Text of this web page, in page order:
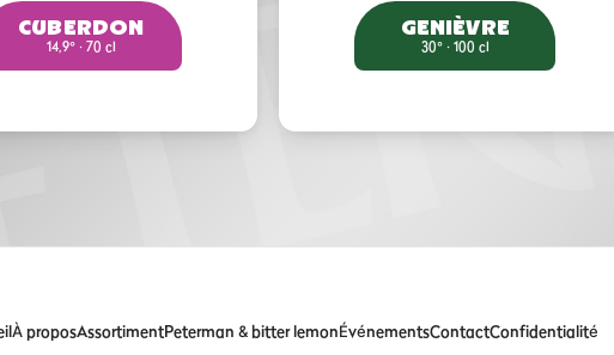
CUBERDON
14,9° · 70 cl
GENIÈVRE
30° · 100 cl
À proposAssortimentPeterman & bitter lemonÉvénementsContactConfidentialité